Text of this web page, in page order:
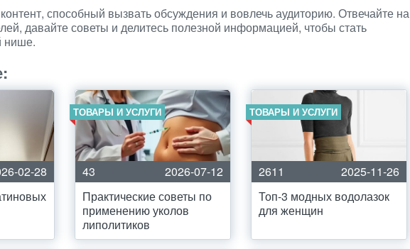
способный вызвать обсуждения и вовлечь аудиторию. Отвечайте на
давайте советы и делитесь полезной информацией, чтобы стать
нише.
02-28
ТОВАРЫ И УСЛУГИ
43
2026-07-12
Практические советы по
применению уколов
липолитиков
ТОВАРЫ И УСЛУГИ
2611
2025-11-26
Топ-3 модных водолазок
для женщин